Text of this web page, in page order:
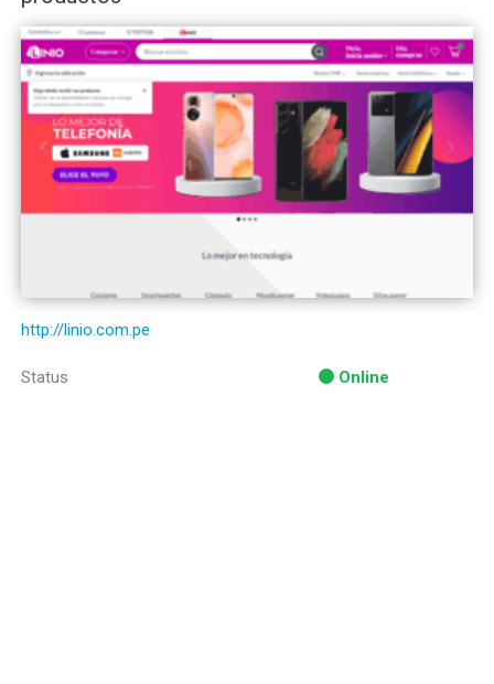
http://linio.com.pe
Status Online